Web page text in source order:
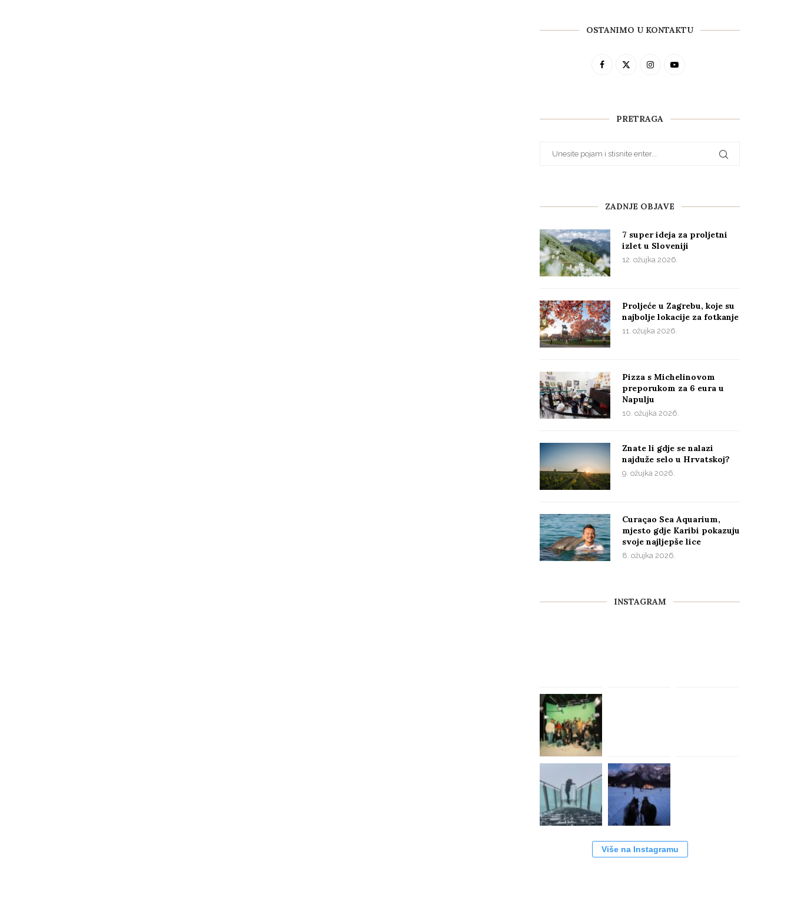
OSTANIMO U KONTAKTU
PRETRAGA
ZADNJE OBJAVE
7 super ideja za proljetni
izlet u Sloveniji
12. ožujka 2026.
Proljeće u Zagrebu, koje su
najbolje lokacije za fotkanje
11. ožujka 2026.
Pizza s Michelinovom
preporukom za 6 eura u
Napulju
10. ožujka 2026.
Znate li gdje se nalazi
najduže selo u Hrvatskoj?
9. ožujka 2026.
Curaçao Sea Aquarium,
mjesto gdje Karibi pokazuju
svoje najljepše lice
8. ožujka 2026.
INSTAGRAM
Više na Instagramu